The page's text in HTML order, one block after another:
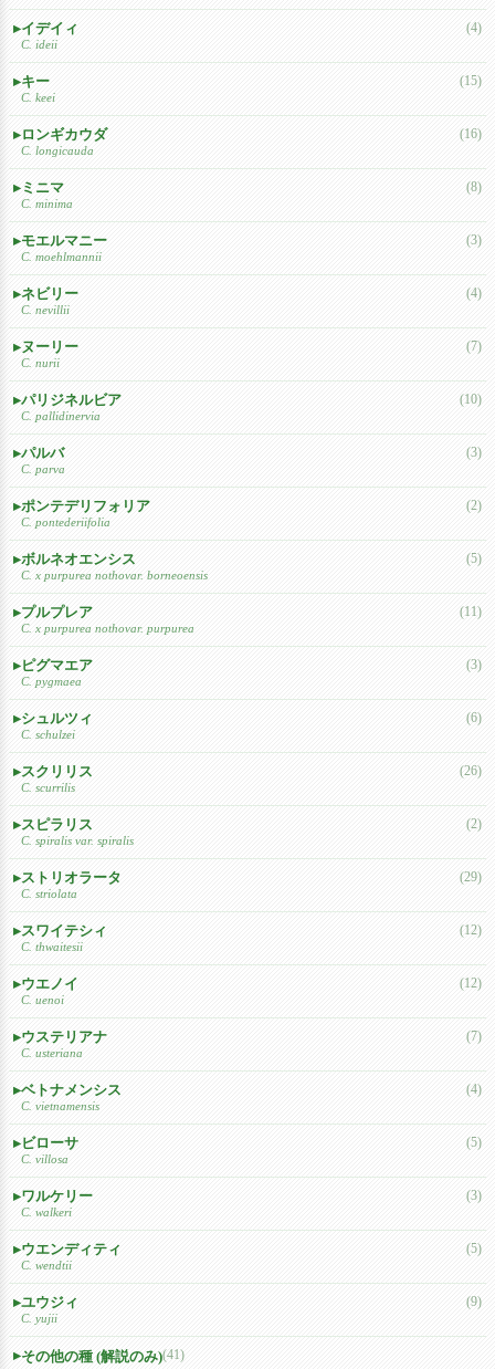
イデイィ
C. ideii
(4)
キー
C. keei
(15)
ロンギカウダ
C. longicauda
(16)
ミニマ
C. minima
(8)
モエルマニー
C. moehlmannii
(3)
ネビリー
C. nevillii
(4)
ヌーリー
C. nurii
(7)
パリジネルビア
C. pallidinervia
(10)
パルバ
C. parva
(3)
ポンテデリフォリア
C. pontederiifolia
(2)
ボルネオエンシス
C. x purpurea nothovar. borneoensis
(5)
プルプレア
C. x purpurea nothovar. purpurea
(11)
ピグマエア
C. pygmaea
(3)
シュルツィ
C. schulzei
(6)
スクリリス
C. scurrilis
(26)
スピラリス
C. spiralis var. spiralis
(2)
ストリオラータ
C. striolata
(29)
スワイテシィ
C. thwaitesii
(12)
ウエノイ
C. uenoi
(12)
ウステリアナ
C. usteriana
(7)
ベトナメンシス
C. vietnamensis
(4)
ビローサ
C. villosa
(5)
ワルケリー
C. walkeri
(3)
ウエンディティ
C. wendtii
(5)
ユウジィ
C. yujii
(9)
その他の種 (解説のみ)(41)